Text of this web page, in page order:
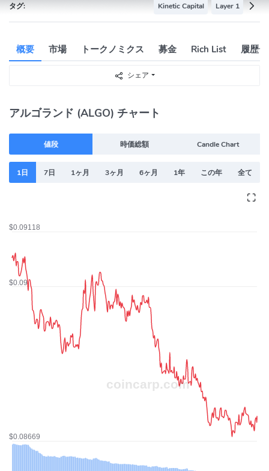
タグ: Kinetic Capital Layer 1
概要 市場 トークノミクス 募金 Rich List 履歴
シェア
アルゴランド (ALGO) チャート
値段 時価総額 Candle Chart
1日 7日 1ヶ月 3ヶ月 6ヶ月 1年 この年 全て